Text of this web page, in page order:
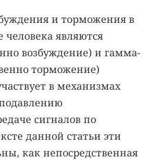
и торможения в
являются
возбуждение) и гамма-
торможение)
в механизмах
сигналов по
данной статьи эти
как непосредственная